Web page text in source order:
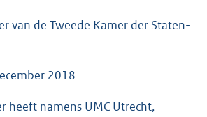
1
van de Tweede Kamer der Staten-
2018
heeft namens UMC Utrecht,